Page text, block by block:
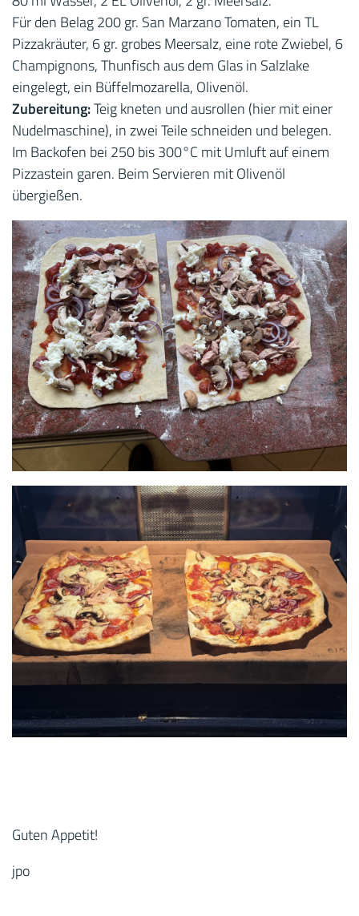
Für den Belag 200 gr. San Marzano Tomaten, ein TL
Pizzakräuter, 6 gr. grobes Meersalz, eine rote Zwiebel, 6
Champignons, Thunfisch aus dem Glas in Salzlake
eingelegt, ein Büffelmozarella, Olivenöl.
Zubereitung:Teig kneten und ausrollen (hier mit einer
Nudelmaschine), in zwei Teile schneiden und belegen.
Im Backofen bei 250 bis 300°C mit Umluft auf einem
Pizzastein garen. Beim Servieren mit Olivenöl
übergießen.
Guten Appetit!
jpo